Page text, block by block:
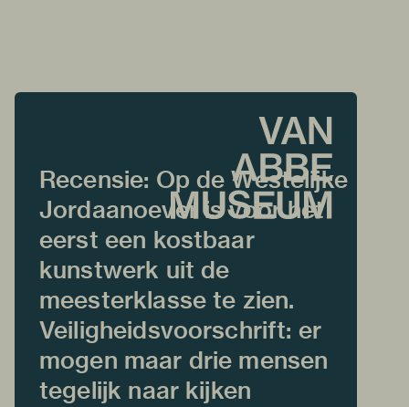
Recensie: Op de Westelijke
Jordaanoever is voor het
eerst een kostbaar
kunstwerk uit de
meesterklasse te zien.
Veiligheidsvoorschrift: er
mogen maar drie mensen
tegelijk naar kijken